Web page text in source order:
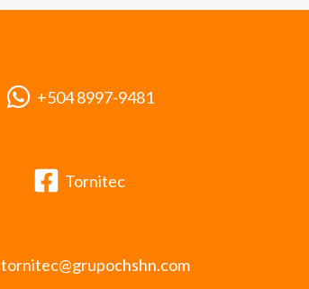
+504 8997-9481
Tornitec
tornitec@grupochshn.com